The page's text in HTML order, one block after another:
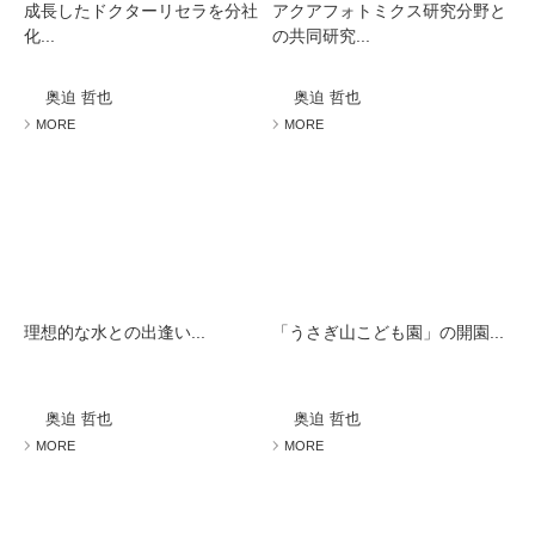
成長したドクターリセラを分社
化...
奥迫 哲也
MORE
アクアフォトミクス研究分野と
の共同研究...
奥迫 哲也
MORE
理想的な水との出逢い...
奥迫 哲也
MORE
「うさぎ山こども園」の開園...
奥迫 哲也
MORE